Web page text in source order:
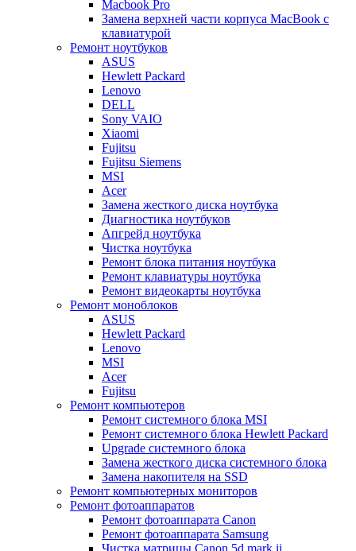
Macbook Pro
Замена верхней части корпуса MacBook с
клавиатурой
Ремонт ноутбуков
ASUS
Hewlett Packard
Lenovo
DELL
Sony VAIO
Xiaomi
Fujitsu
Fujitsu Siemens
MSI
Acer
Замена жесткого диска ноутбука
Диагностика ноутбуков
Апгрейд ноутбука
Чистка ноутбука
Ремонт блока питания ноутбука
Ремонт клавиатуры ноутбука
Ремонт видеокарты ноутбука
Ремонт моноблоков
ASUS
Hewlett Packard
Lenovo
MSI
Acer
Fujitsu
Ремонт компьютеров
Ремонт системного блока MSI
Ремонт системного блока Hewlett Packard
Upgrade системного блока
Замена жесткого диска системного блока
Замена накопителя на SSD
Ремонт компьютерных мониторов
Ремонт фотоаппаратов
Ремонт фотоаппарата Canon
Ремонт фотоаппарата Samsung
Чистка матрицы Canon 5d mark ii